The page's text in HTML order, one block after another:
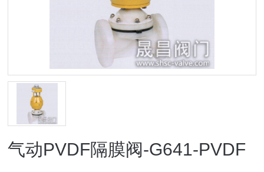
气动PVDF隔膜阀-G641-PVDF